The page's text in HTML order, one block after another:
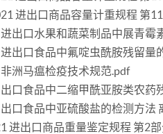
进出口商品容量计重规程 第
出口水果和蔬菜制品中展青
出口食品中氟啶虫酰胺残留量
洲马瘟检疫技术规范.pdf
口食品中二缩甲酰亚胺类农药
口食品中亚硫酸盐的检测方法
进出口商品重量鉴定规程 第2